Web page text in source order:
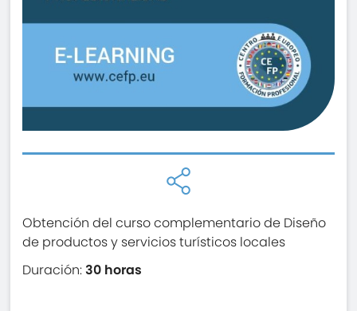
Obtención del curso complementario de Diseño
de productos y servicios turísticos locales
Duración:30 horas